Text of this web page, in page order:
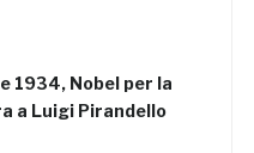
1934, Nobel per la
a Luigi Pirandello